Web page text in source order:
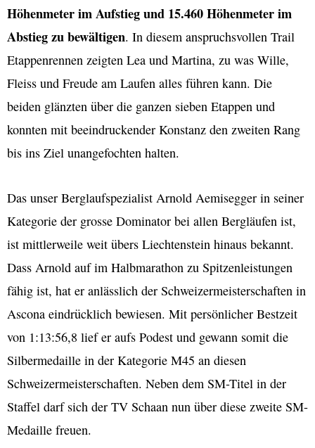
Höhenmeter im Aufstieg und 15.460 Höhenmeter im
Abstieg zu bewältigen. In diesem anspruchsvollen Trail
Etappenrennen zeigten Lea und Martina, zu was Wille,
Fleiss und Freude am Laufen alles führen kann. Die
beiden glänzten über die ganzen sieben Etappen und
konnten mit beeindruckender Konstanz den zweiten Rang
bis ins Ziel unangefochten halten.
Das unser Berglaufspezialist Arnold Aemisegger in seiner
Kategorie der grosse Dominator bei allen Bergläufen ist,
ist mittlerweile weit übers Liechtenstein hinaus bekannt.
Dass Arnold auf im Halbmarathon zu Spitzenleistungen
fähig ist, hat er anlässlich der Schweizermeisterschaften in
Ascona eindrücklich bewiesen. Mit persönlicher Bestzeit
von 1:13:56,8 lief er aufs Podest und gewann somit die
Silbermedaille in der Kategorie M45 an diesen
Schweizermeisterschaften. Neben dem SM-Titel in der
Staffel darf sich der TV Schaan nun über diese zweite SM-
Medaille freuen.